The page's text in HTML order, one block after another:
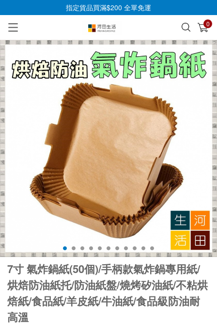
指定貨品買滿$200 全單免運
0
已加入購物車 查看
7寸 氣炸鍋紙(50個)/手柄款氣炸鍋專用紙/
烘焙防油紙托/防油紙盤/燒烤矽油紙/不粘烘
焙紙/食品紙/羊皮紙/牛油紙/食品級防油耐
高溫